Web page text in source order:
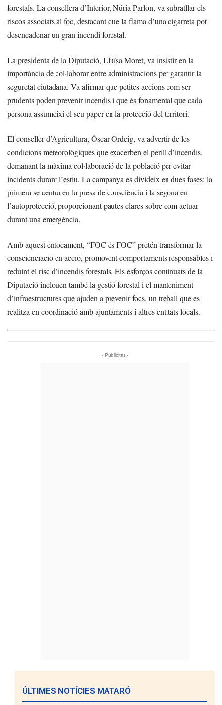
forestals. La consellera d’Interior, Núria Parlon, va subratllar els
riscos associats al foc, destacant que la flama d’una cigarreta pot
desencadenar un gran incendi forestal.
La presidenta de la Diputació, Lluïsa Moret, va insistir en la
importància de col·laborar entre administracions per garantir la
seguretat ciutadana. Va afirmar que petites accions com ser
prudents poden prevenir incendis i que és fonamental que cada
persona assumeixi el seu paper en la protecció del territori.
El conseller d’Agricultura, Òscar Ordeig, va advertir de les
condicions meteorològiques que exacerben el perill d’incendis,
demanant la màxima col·laboració de la població per evitar
incidents durant l’estiu. La campanya es divideix en dues fases: la
primera se centra en la presa de consciència i la segona en
l’autoprotecció, proporcionant pautes clares sobre com actuar
durant una emergència.
Amb aquest enfocament, “FOC és FOC” pretén transformar la
conscienciació en acció, promovent comportaments responsables i
reduint el risc d’incendis forestals. Els esforços continuats de la
Diputació inclouen també la gestió forestal i el manteniment
d’infraestructures que ajuden a prevenir focs, un treball que es
realitza en coordinació amb ajuntaments i altres entitats locals.
- Publicitat -
ÚLTIMES NOTÍCIES MATARÓ